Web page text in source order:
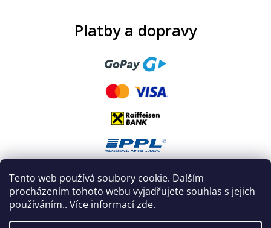
Tento web používá soubory cookie. Dalším
procházením tohoto webu vyjadřujete souhlas s jejich
používáním.. Více informacízde.
Platby a dopravy